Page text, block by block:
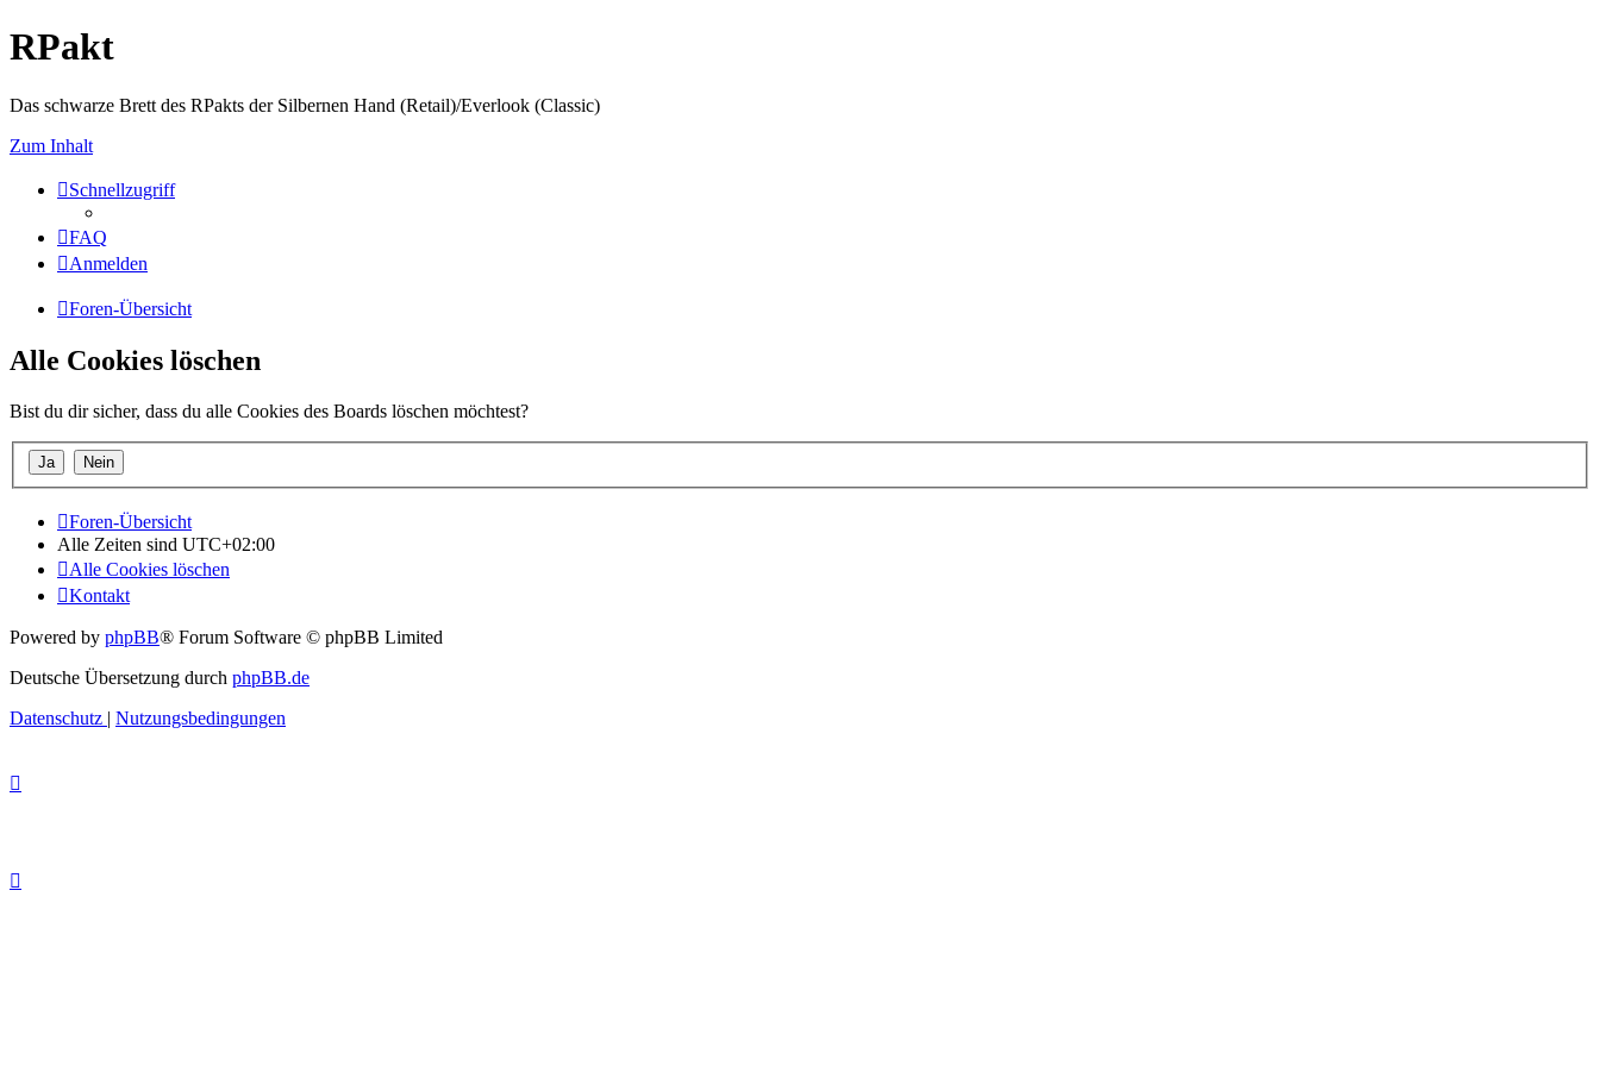
RPakt
Das schwarze Brett des RPakts der Silbernen Hand (Retail)/Everlook (Classic)
Zum Inhalt
Schnellzugriff
FAQ
Anmelden
Foren-Übersicht
Alle Cookies löschen
Bist du dir sicher, dass du alle Cookies des Boards löschen möchtest?
Foren-Übersicht
Alle Zeiten sind UTC+02:00
Alle Cookies löschen
Kontakt
Powered by phpBB® Forum Software © phpBB Limited
Deutsche Übersetzung durch phpBB.de
Datenschutz | Nutzungsbedingungen